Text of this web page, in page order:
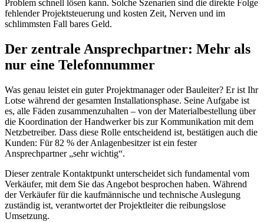
Problem schnell lösen kann. Solche Szenarien sind die direkte Folge
fehlender Projektsteuerung und kosten Zeit, Nerven und im
schlimmsten Fall bares Geld.
Der zentrale Ansprechpartner: Mehr als
nur eine Telefonnummer
Was genau leistet ein guter Projektmanager oder Bauleiter? Er ist Ihr
Lotse während der gesamten Installationsphase. Seine Aufgabe ist
es, alle Fäden zusammenzuhalten – von der Materialbestellung über
die Koordination der Handwerker bis zur Kommunikation mit dem
Netzbetreiber. Dass diese Rolle entscheidend ist, bestätigen auch die
Kunden: Für 82 % der Anlagenbesitzer ist ein fester
Ansprechpartner „sehr wichtig“.
Dieser zentrale Kontaktpunkt unterscheidet sich fundamental vom
Verkäufer, mit dem Sie das Angebot besprochen haben. Während
der Verkäufer für die kaufmännische und technische Auslegung
zuständig ist, verantwortet der Projektleiter die reibungslose
Umsetzung.